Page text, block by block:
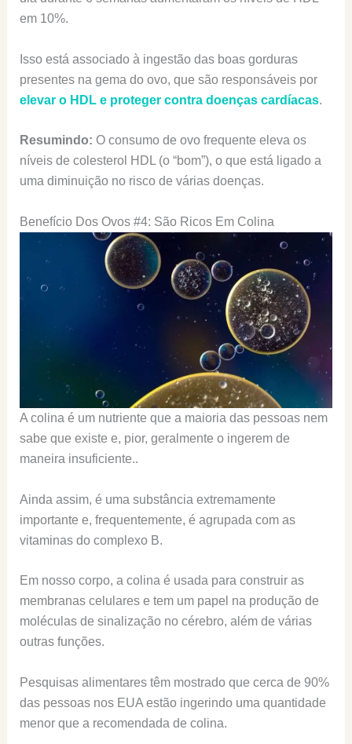
em 10%.
Isso está associado à ingestão das boas gorduras
presentes na gema do ovo, que são responsáveis por
elevar o HDL e proteger contra doenças cardíacas.
Resumindo: O consumo de ovo frequente eleva os
níveis de colesterol HDL (o “bom”), o que está ligado a
uma diminuição no risco de várias doenças.
Benefício Dos Ovos #4: São Ricos Em Colina
A colina é um nutriente que a maioria das pessoas nem
sabe que existe e, pior, geralmente o ingerem de
maneira insuficiente..
Ainda assim, é uma substância extremamente
importante e, frequentemente, é agrupada com as
vitaminas do complexo B.
Em nosso corpo, a colina é usada para construir as
membranas celulares e tem um papel na produção de
moléculas de sinalização no cérebro, além de várias
outras funções.
Pesquisas alimentares têm mostrado que cerca de 90%
das pessoas nos EUA estão ingerindo uma quantidade
menor que a recomendada de colina.